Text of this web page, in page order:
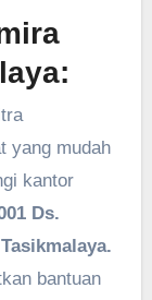
yang mudah
kantor
Ds.
bantuan